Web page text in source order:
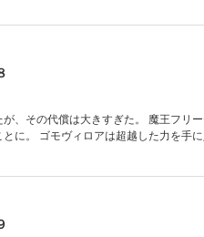
、その代償は大きすぎた。 魔王フリ
に。 ゴモヴィロアは超越した力を手